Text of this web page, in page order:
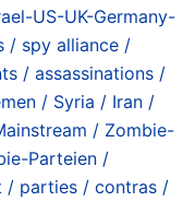
US-UK-Germany-
/ spy alliance /
/ assassinations /
/ Syria / Iran /
/ Zombie-
Parteien /
/ parties / contras /